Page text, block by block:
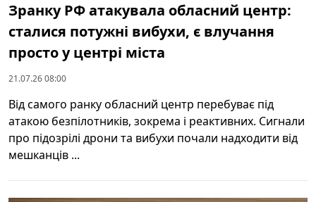
Зранку РФ атакувала обласний центр:
сталися потужні вибухи, є влучання
просто у центрі міста
21.07.26 08:00
Від самого ранку обласний центр перебуває під
атакою безпілотників, зокрема і реактивних. Сигнали
про підозрілі дрони та вибухи почали надходити від
мешканців ...